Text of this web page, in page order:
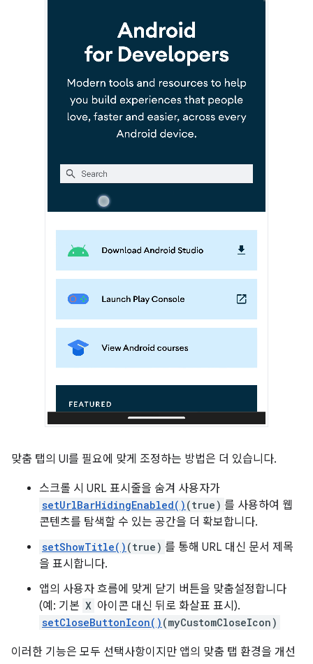
맞춤 탭의 UI를 필요에 맞게 조정하는 방법은 더 있습니다.
스크롤 시 URL 표시줄을 숨겨 사용자가
setUrlBarHidingEnabled() (true) 를 사용하여 웹
콘텐츠를 탐색할 수 있는 공간을 더 확보합니다.
setShowTitle() (true) 를 통해 URL 대신 문서 제목
을 표시합니다.
앱의 사용자 흐름에 맞게 닫기 버튼을 맞춤설정합니다
(예: 기본 X 아이콘 대신 뒤로 화살표 표시).
setCloseButtonIcon() (myCustomCloseIcon)
이러한 기능은 모두 선택사항이지만 앱의 맞춤 탭 환경을 개선